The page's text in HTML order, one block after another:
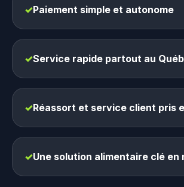
✓Paiement simple et autonome
✓Service rapide partout au
✓Réassort et service client pris
✓Une solution alimentaire clé en